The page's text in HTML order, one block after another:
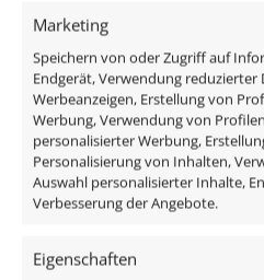
Marketing
Speichern von oder Zugriff auf
Endgerät, Verwendung reduzierter
Werbeanzeigen, Erstellung von
Werbung, Verwendung von
personalisierter Werbung,
Personalisierung von Inhalten,
Auswahl personalisierter Inhalte,
Verbesserung der Angebote.
Eigenschaften
Milchglas, ist austauschbar
anschlussfertig an 230V, da
Komponenten im
1x Forma-Inside
weiß
1x 230V AC LED Modul